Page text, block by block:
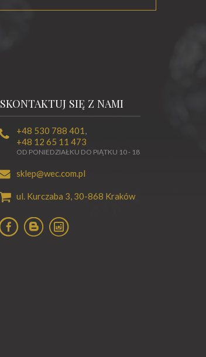
SKONTAKTUJ SIĘ Z NAMI
+48 530 788 401 ,
+48 12 65 11 473
OD PONIEDZIAŁKU DO PIĄTKU 10 - 18
sklep@wec.com.pl
ul. Kurczaba 3, 30-868 Kraków